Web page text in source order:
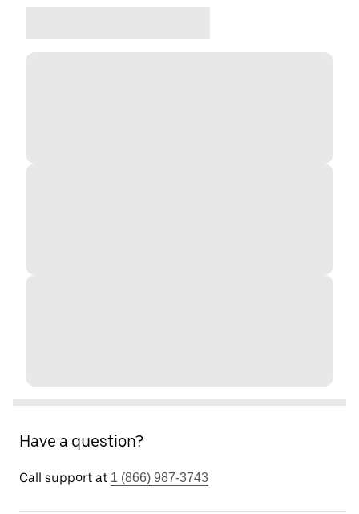
Have a question?
Call support at 1 (866) 987-3743